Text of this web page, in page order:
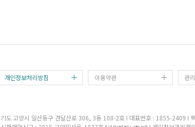
개인정보처리방침 이용약관 관
기도 고양시 일산동구 견달산로 306, 3동 108-2호 I 대표번호 : 1855-2409 I